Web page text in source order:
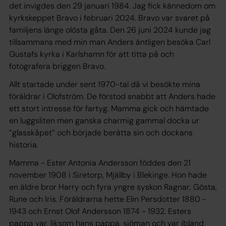
det invigdes den 29 januari 1984. Jag fick kännedom om
kyrkskeppet Bravo i februari 2024. Bravo var svaret på
familjens länge olösta gåta. Den 26 juni 2024 kunde jag
tillsammans med min man Anders äntligen besöka Carl
Gustafs kyrka i Karlshamn för att titta på och
fotografera briggen Bravo.
Allt startade under sent 1970-tal då vi besökte mina
föräldrar i Olofström. De förstod snabbt att Anders hade
ett stort intresse för fartyg. Mamma gick och hämtade
en luggsliten men ganska charmig gammal docka ur
”glasskåpet” och började berätta sin och dockans
historia.
Mamma - Ester Antonia Andersson föddes den 21
november 1908 i Siretorp, Mjällby i Blekinge. Hon hade
en äldre bror Harry och fyra yngre syskon Ragnar, Gösta,
Rune och Iris. Föräldrarna hette Elin Persdotter 1880 -
1943 och Ernst Olof Andersson 1874 - 1932. Esters
pappa var, liksom hans pappa, sjöman och var ibland